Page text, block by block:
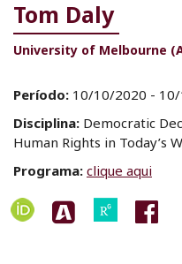
Tom Daly
University of Melbourne
Período: 10/10/2020 -
Disciplina: Democratic
Human Rights in Today’s
Programa: clique aqui